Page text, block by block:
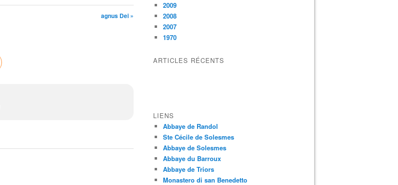
agnus Dei »
2009
2008
2007
1970
ARTICLES RÉCENTS
LIENS
Abbaye de Randol
Ste Cécile de Solesmes
Abbaye de Solesmes
Abbaye du Barroux
Abbaye de Triors
Monastero di san Benedetto